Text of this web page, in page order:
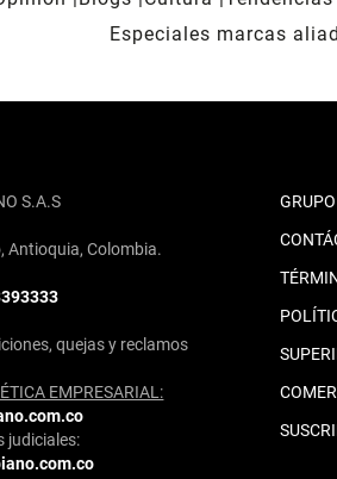
Especiales marcas
S.A.S
Antioquia, Colombia.
quejas y reclamos
EMPRESARIAL:
judiciales: